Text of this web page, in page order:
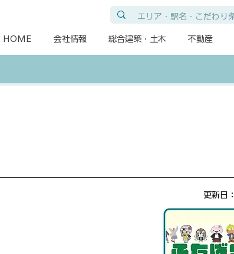
HOME 会社情報 総合建築・土木 不動産
​更新日：